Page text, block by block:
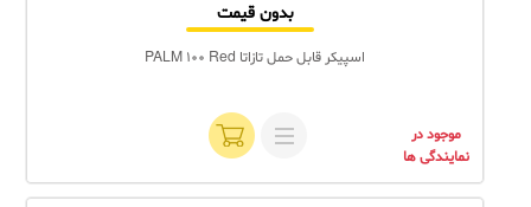
بدون قیمت
اسپیکر قابل حمل تازاتا PALM 100 Red
موجود در
نمایندگی ها